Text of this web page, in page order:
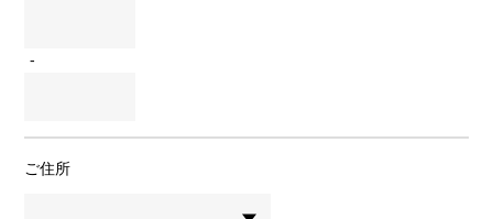
-
ご住所